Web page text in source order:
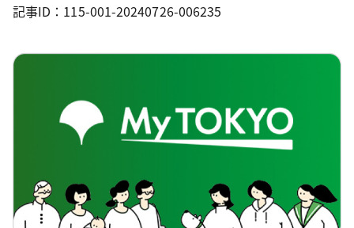
記事ID：115-001-20240726-006235